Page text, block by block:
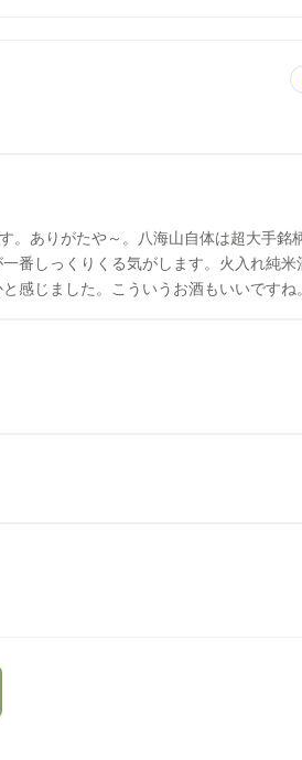
。ありがたや～。八海山自体は超大手銘
じゃないかと感じました。こういうお酒もいいですね。